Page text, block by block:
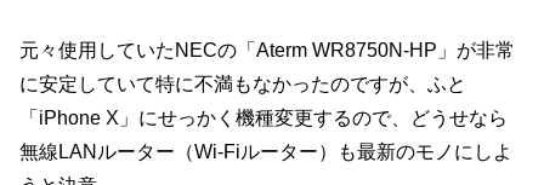
元々使用していたNECの「Aterm WR8750N-HP」が非常
に安定していて特に不満もなかったのですが、ふと
「iPhone X」にせっかく機種変更するので、どうせなら
無線LANルーター（Wi-Fiルーター）も最新のモノにしよ